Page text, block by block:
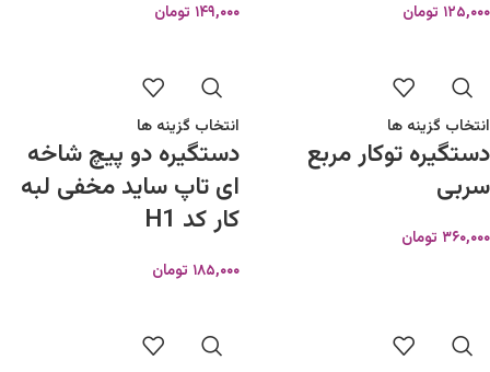
۱۲۵,۰۰۰ تومان ۱۴۹,۰۰۰ تومان
انتخاب گزینه ها
دستگیره توکار مربع
سربی
۳۶۰,۰۰۰ تومان
انتخاب گزینه ها
دستگیره دو پیچ شاخه
ای تاپ ساید مخفی لبه
کار کد H1
۱۸۵,۰۰۰ تومان